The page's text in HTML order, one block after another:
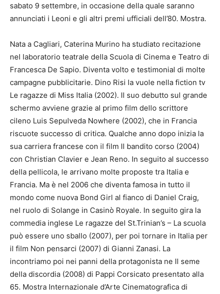
sabato 9 settembre, in occasione della quale saranno
annunciati i Leoni e gli altri premi ufficiali dell’80. Mostra.
Nata a Cagliari, Caterina Murino ha studiato recitazione
nel laboratorio teatrale della Scuola di Cinema e Teatro di
Francesca De Sapio. Diventa volto e testimonial di molte
campagne pubblicitarie. Dino Risi la vuole nella fiction tv
Le ragazze di Miss Italia (2002). Il suo debutto sul grande
schermo avviene grazie al primo film dello scrittore
cileno Luis Sepulveda Nowhere (2002), che in Francia
riscuote successo di critica. Qualche anno dopo inizia la
sua carriera francese con il film Il bandito corso (2004)
con Christian Clavier e Jean Reno. In seguito al successo
della pellicola, le arrivano molte proposte tra Italia e
Francia. Ma è nel 2006 che diventa famosa in tutto il
mondo come nuova Bond Girl al fianco di Daniel Craig,
nel ruolo di Solange in Casinò Royale. In seguito gira la
commedia inglese Le ragazze del St.Trinian’s – La scuola
può essere uno sballo (2007), per poi tornare in Italia per
il film Non pensarci (2007) di Gianni Zanasi. La
incontriamo poi nei panni della protagonista ne Il seme
della discordia (2008) di Pappi Corsicato presentato alla
65. Mostra Internazionale d’Arte Cinematografica di